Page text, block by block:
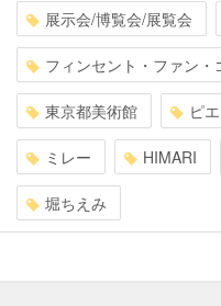
展示会/博覧会/展覧会
フィンセント・ファン・
東京都美術館 ピ
ミレー HIMARI
堀ちえみ